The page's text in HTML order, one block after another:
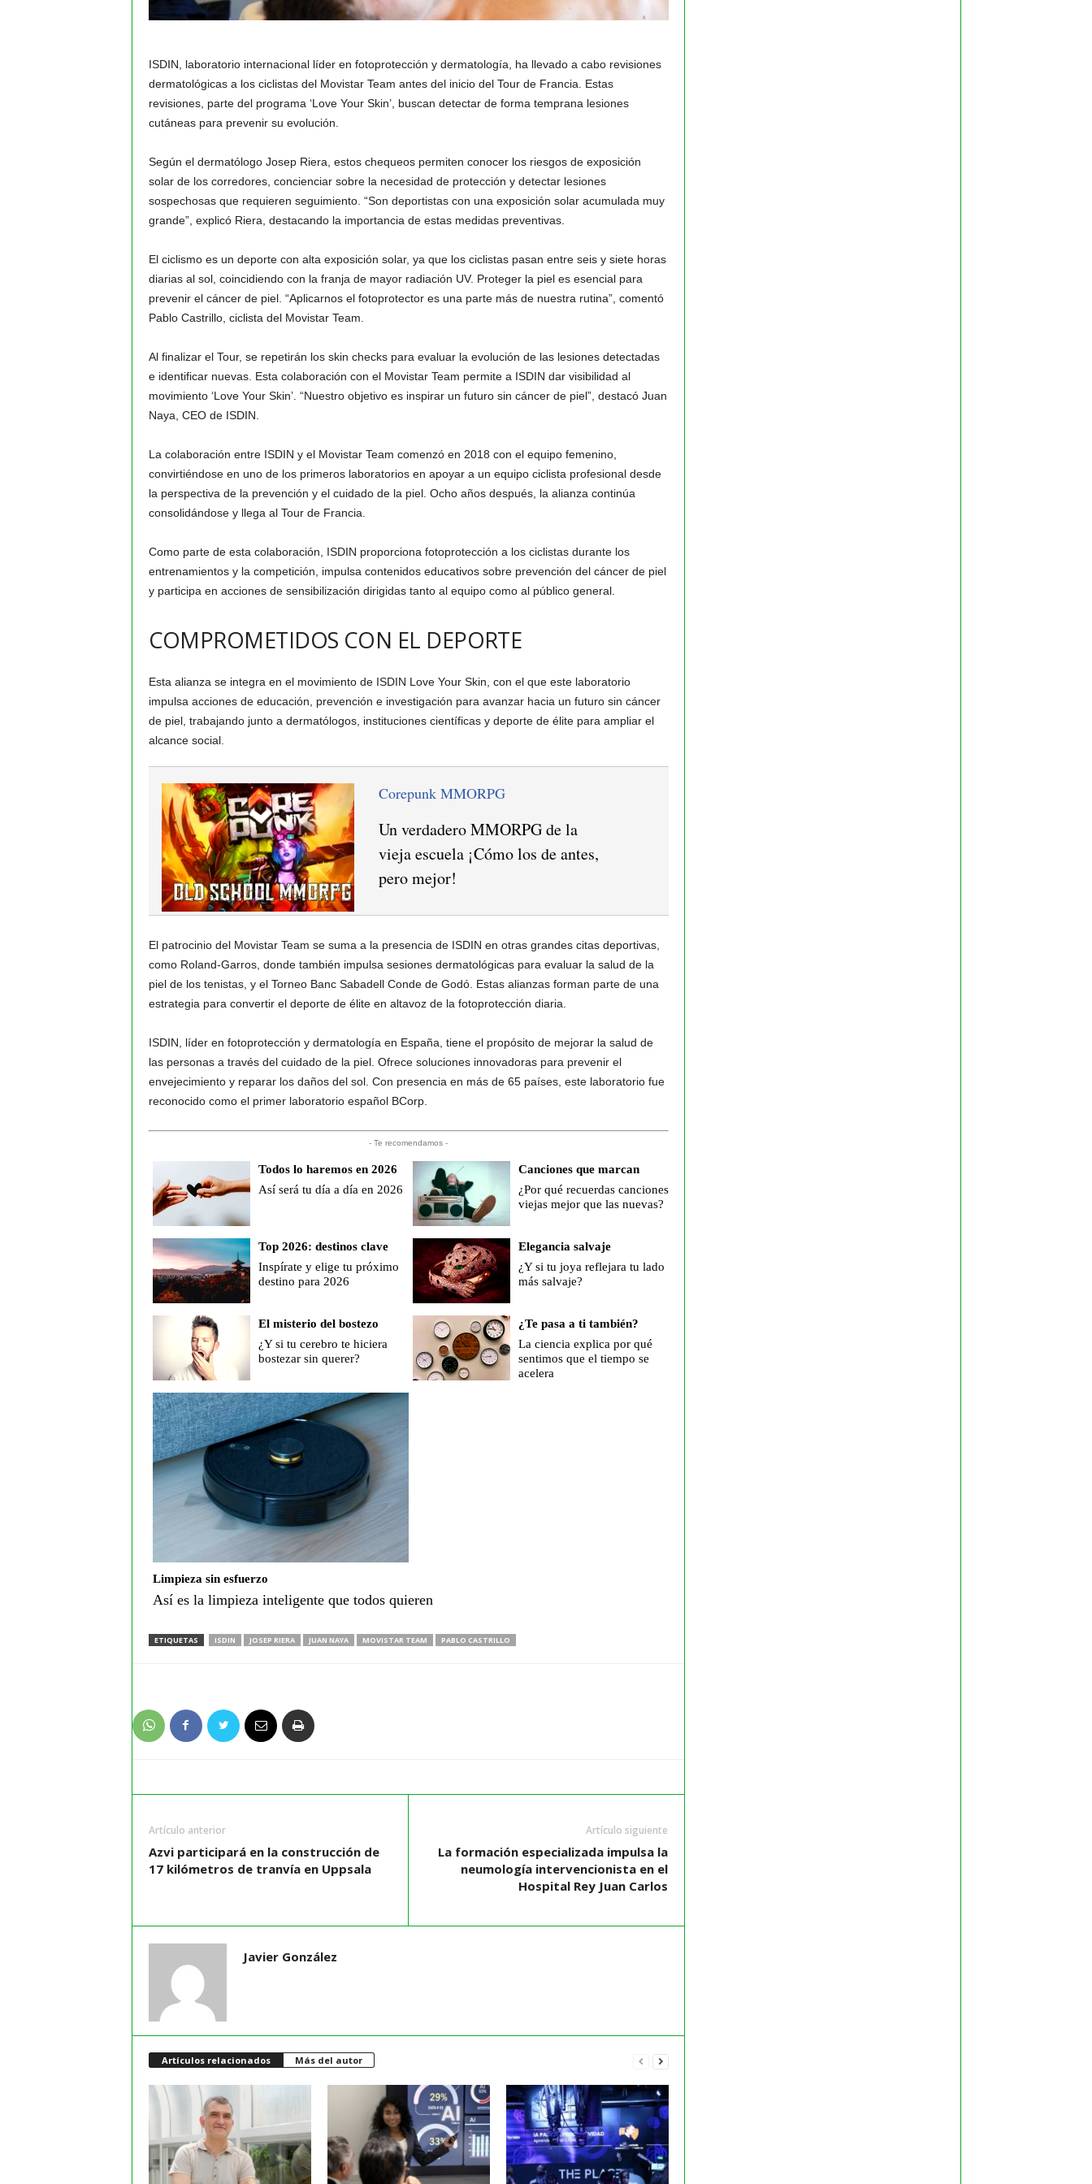
ISDIN, laboratorio internacional líder en fotoprotección y dermatología, ha llevado a cabo revisiones
dermatológicas a los ciclistas del Movistar Team antes del inicio del Tour de Francia. Estas
revisiones, parte del programa ‘Love Your Skin’, buscan detectar de forma temprana lesiones
cutáneas para prevenir su evolución.
Según el dermatólogo Josep Riera, estos chequeos permiten conocer los riesgos de exposición
solar de los corredores, concienciar sobre la necesidad de protección y detectar lesiones
sospechosas que requieren seguimiento. “Son deportistas con una exposición solar acumulada muy
grande”, explicó Riera, destacando la importancia de estas medidas preventivas.
El ciclismo es un deporte con alta exposición solar, ya que los ciclistas pasan entre seis y siete horas
diarias al sol, coincidiendo con la franja de mayor radiación UV. Proteger la piel es esencial para
prevenir el cáncer de piel. “Aplicarnos el fotoprotector es una parte más de nuestra rutina”, comentó
Pablo Castrillo, ciclista del Movistar Team.
Al finalizar el Tour, se repetirán los skin checks para evaluar la evolución de las lesiones detectadas
e identificar nuevas. Esta colaboración con el Movistar Team permite a ISDIN dar visibilidad al
movimiento ‘Love Your Skin’. “Nuestro objetivo es inspirar un futuro sin cáncer de piel”, destacó Juan
Naya, CEO de ISDIN.
La colaboración entre ISDIN y el Movistar Team comenzó en 2018 con el equipo femenino,
convirtiéndose en uno de los primeros laboratorios en apoyar a un equipo ciclista profesional desde
la perspectiva de la prevención y el cuidado de la piel. Ocho años después, la alianza continúa
consolidándose y llega al Tour de Francia.
Como parte de esta colaboración, ISDIN proporciona fotoprotección a los ciclistas durante los
entrenamientos y la competición, impulsa contenidos educativos sobre prevención del cáncer de piel
y participa en acciones de sensibilización dirigidas tanto al equipo como al público general.
COMPROMETIDOS CON EL DEPORTE
Esta alianza se integra en el movimiento de ISDIN Love Your Skin, con el que este laboratorio
impulsa acciones de educación, prevención e investigación para avanzar hacia un futuro sin cáncer
de piel, trabajando junto a dermatólogos, instituciones científicas y deporte de élite para ampliar el
alcance social.
Corepunk MMORPG
Un verdadero MMORPG de la
vieja escuela ¡Cómo los de antes,
pero mejor!
El patrocinio del Movistar Team se suma a la presencia de ISDIN en otras grandes citas deportivas,
como Roland-Garros, donde también impulsa sesiones dermatológicas para evaluar la salud de la
piel de los tenistas, y el Torneo Banc Sabadell Conde de Godó. Estas alianzas forman parte de una
estrategia para convertir el deporte de élite en altavoz de la fotoprotección diaria.
ISDIN, líder en fotoprotección y dermatología en España, tiene el propósito de mejorar la salud de
las personas a través del cuidado de la piel. Ofrece soluciones innovadoras para prevenir el
envejecimiento y reparar los daños del sol. Con presencia en más de 65 países, este laboratorio fue
reconocido como el primer laboratorio español BCorp.
- Te recomendamos -
Todos lo haremos en 2026
Así será tu día a día en 2026
Canciones que marcan
¿Por qué recuerdas canciones
viejas mejor que las nuevas?
Top 2026: destinos clave
Inspírate y elige tu próximo
destino para 2026
Elegancia salvaje
¿Y si tu joya reflejara tu lado
más salvaje?
El misterio del bostezo
¿Y si tu cerebro te hiciera
bostezar sin querer?
¿Te pasa a ti también?
La ciencia explica por qué
sentimos que el tiempo se
acelera
Limpieza sin esfuerzo
Así es la limpieza inteligente que todos quieren
ETIQUETAS ISDIN JOSEP RIERA JUAN NAYA MOVISTAR TEAM PABLO CASTRILLO
Artículo anterior
Azvi participará en la construcción de
17 kilómetros de tranvía en Uppsala
Artículo siguiente
La formación especializada impulsa la
neumología intervencionista en el
Hospital Rey Juan Carlos
Javier González
Artículos relacionados Más del autor